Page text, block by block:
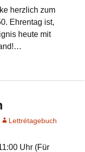
herzlich zum
Ehrentag ist,
heute mit
Lettrétagebuch
Uhr (Für